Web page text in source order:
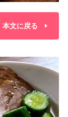
本文に戻る